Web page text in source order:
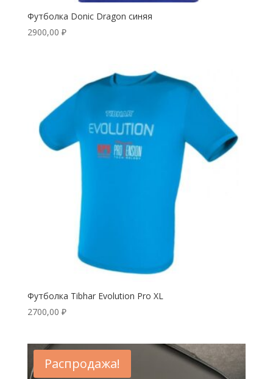
Футболка Donic Dragon синяя
2900,00 ₽
Футболка Tibhar Evolution Pro XL
2700,00 ₽
Распродажа!